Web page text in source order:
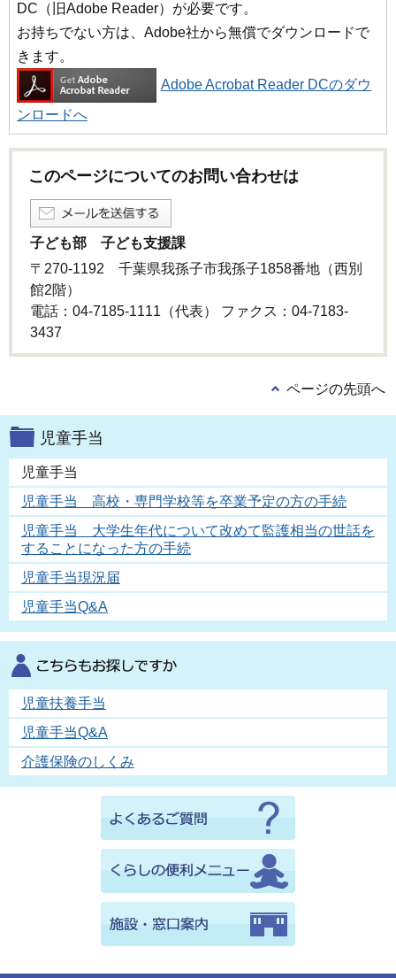
DC（旧Adobe Reader）が必要です。
お持ちでない方は、Adobe社から無償でダウンロードで
きます。
Adobe Acrobat Reader DCのダウ
ンロードへ
このページについてのお問い合わせは
子ども部 子ども支援課
〒270-1192 千葉県我孫子市我孫子1858番地（西別
館2階）
電話：04-7185-1111（代表） ファクス：04-7183-
3437
ページの先頭へ
児童手当
児童手当
児童手当 高校・専門学校等を卒業予定の方の手続
児童手当 大学生年代について改めて監護相当の世話を
することになった方の手続
児童手当現況届
児童手当Q&A
児童扶養手当
児童手当Q&A
介護保険のしくみ